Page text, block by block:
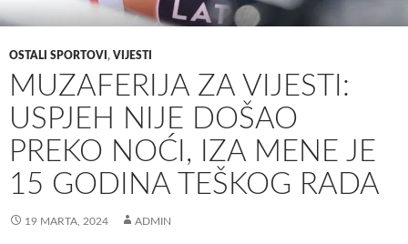
OSTALI SPORTOVI , VIJESTI
MUZAFERIJA ZA VIJESTI:
USPJEH NIJE DOŠAO
PREKO NOĆI, IZA MENE JE
15 GODINA TEŠKOG RADA
19 MARTA, 2024 ADMIN